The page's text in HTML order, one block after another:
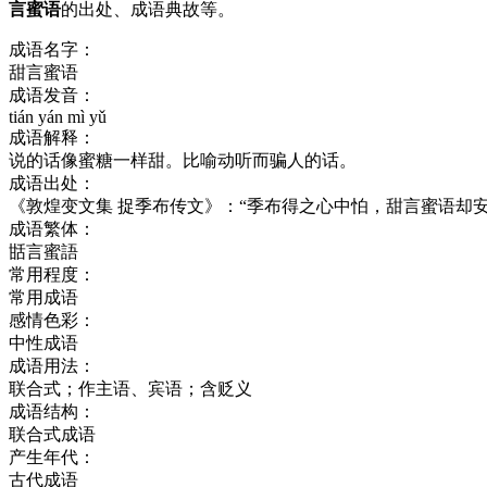
言蜜语的出处、成语典故等。
成语名字：
甜言蜜语
成语发音：
tián yán mì yǔ
成语解释：
说的话像蜜糖一样甜。比喻动听而骗人的话。
成语出处：
《敦煌变文集 捉季布传文》：“季布得之心中怕，甜言蜜语却
成语繁体：
甛言蜜語
常用程度：
常用成语
感情色彩：
中性成语
成语用法：
联合式；作主语、宾语；含贬义
成语结构：
联合式成语
产生年代：
古代成语